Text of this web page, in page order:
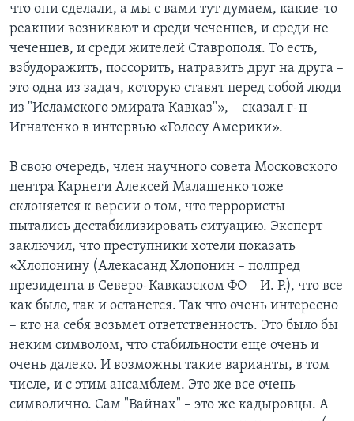
что они сделали, а мы с вами тут думаем, какие-то
реакции возникают и среди чеченцев, и среди не
чеченцев, и среди жителей Ставрополя. То есть,
взбудоражить, поссорить, натравить друг на друга –
это одна из задач, которую ставят перед собой люди
из "Исламского эмирата Кавказ"», – сказал г-н
Игнатенко в интервью «Голосу Америки».
В свою очередь, член научного совета Московского
центра Карнеги Алексей Малашенко тоже
склоняется к версии о том, что террористы
пытались дестабилизировать ситуацию. Эксперт
заключил, что преступники хотели показать
«Хлопонину (Алекасанд Хлопонин – полпред
президента в Северо-Кавказском ФО – И. Р.), что все
как было, так и останется. Так что очень интересно
– кто на себя возьмет ответственность. Это было бы
неким символом, что стабильности еще очень и
очень далеко. И возможны такие варианты, в том
числе, и с этим ансамблем. Это же все очень
символично. Сам "Вайнах" – это же кадыровцы. А